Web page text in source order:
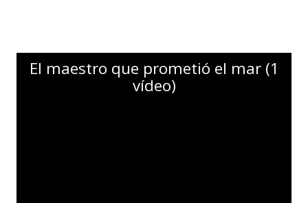
El maestro que prometió el mar (1
vídeo)